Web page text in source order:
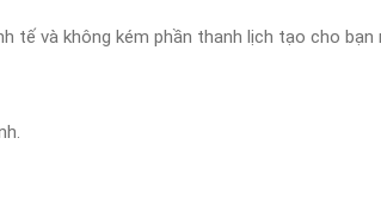
tế và không kém phần thanh lịch tạo cho